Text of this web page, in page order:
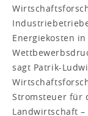
Energiekosten
sagt Patrik-
Stromsteuer für
Landwirtschaft